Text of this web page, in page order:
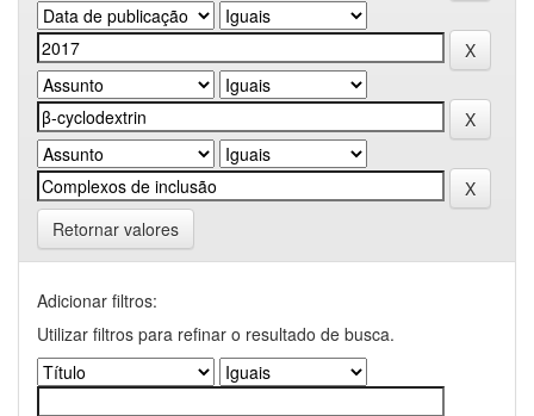
Retornar valores
Adicionar filtros:
Utilizar filtros para refinar o resultado de busca.